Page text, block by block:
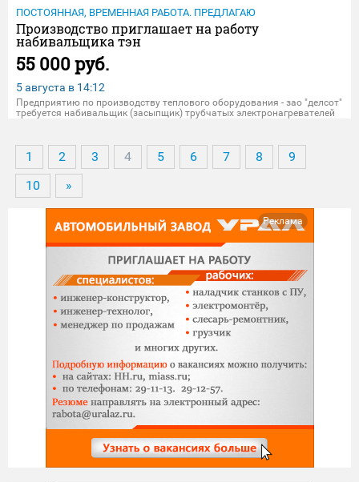
ПОСТОЯННАЯ, ВРЕМЕННАЯ РАБОТА. ПРЕДЛАГАЮ
Производство приглашает на работу
набивальщика тэн
55 000 руб.
5 августа в 14:12
Предприятию по производству теплового оборудования - зао "делсот"
требуется набивальщик (засыпщик) трубчатых электронагревателей
1 2 3 4 5 6 7 8
9
10
»
Реклама